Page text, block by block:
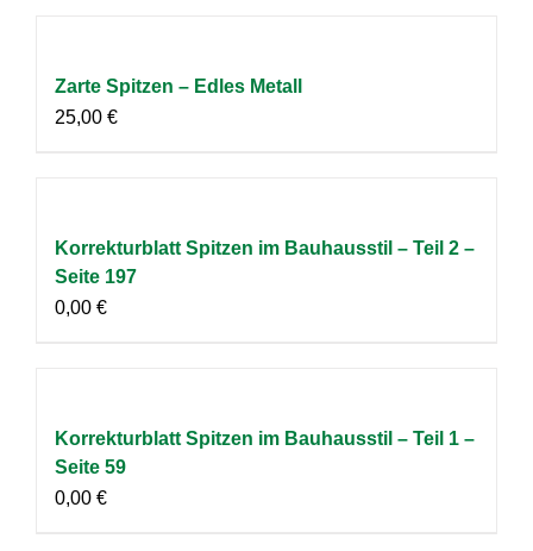
Zarte Spitzen – Edles Metall
25,00 €
Korrekturblatt Spitzen im Bauhausstil – Teil 2 –
Seite 197
0,00 €
Korrekturblatt Spitzen im Bauhausstil – Teil 1 –
Seite 59
0,00 €